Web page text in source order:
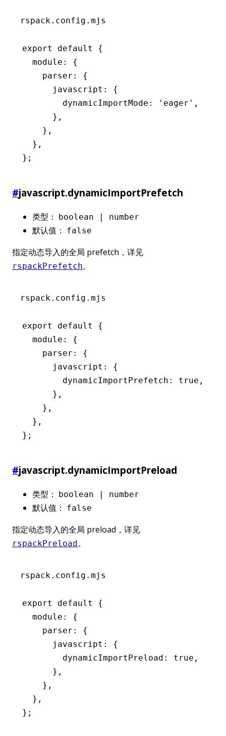
rspack.config.mjs
export default
{
  module
:
{
    parser
:
{
      javascript
:
{
        dynamicImportMode
: 'eager' ,
      }
,
    }
,
  }
,
};
#javascript.dynamicImportPrefetch
类型： boolean | number
默认值： false
指定动态导入的全局 prefetch，详见
rspackPrefetch。
rspack.config.mjs
export default
{
  module
:
{
    parser
:
{
      javascript
:
{
        dynamicImportPrefetch
: true ,
      }
,
    }
,
  }
,
};
#javascript.dynamicImportPreload
类型： boolean | number
默认值： false
指定动态导入的全局 preload，详见
rspackPreload。
rspack.config.mjs
export default
{
  module
:
{
    parser
:
{
      javascript
:
{
        dynamicImportPreload
: true ,
      }
,
    }
,
  }
,
};